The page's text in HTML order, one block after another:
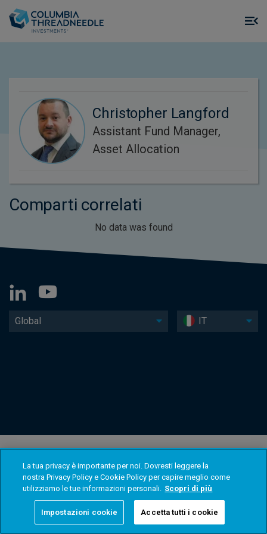
Christopher Langford
Assistant Fund Manager,
Asset Allocation
Comparti correlati
No data was found
Global IT
La tua privacy è importante per noi. Dovresti leggere la
nostra Privacy Policy e Cookie Policy per capire meglio come
utilizziamo le tue informazioni personali. Scopri di più
Impostazioni cookie Accetta tutti i cookie